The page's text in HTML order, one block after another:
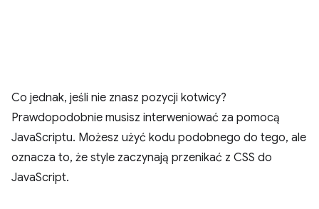
Co jednak, jeśli nie znasz pozycji kotwicy?
Prawdopodobnie musisz interweniować za pomocą
JavaScriptu. Możesz użyć kodu podobnego do tego, ale
oznacza to, że style zaczynają przenikać z CSS do
JavaScript.